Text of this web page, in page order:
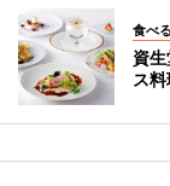
食べる
資
ス